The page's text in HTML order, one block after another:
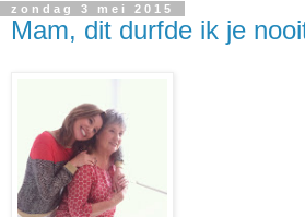
zondag 3 mei 2015
Mam, dit durfde ik je